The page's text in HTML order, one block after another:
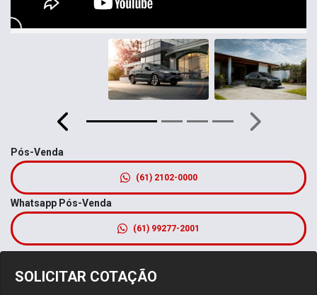
SOLICITAR COTAÇÃO
Anterior Próximo
Pós-Venda
(61) 2102-0000
Whatsapp Pós-Venda
(61) 99277-2001